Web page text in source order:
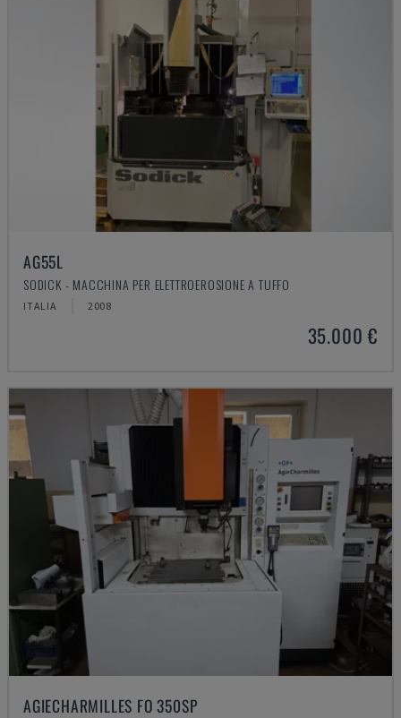
AG55L
SODICK - MACCHINA PER ELETTROEROSIONE A TUFFO
ITALIA 2008
35.000 €
AGIECHARMILLES FO 350SP